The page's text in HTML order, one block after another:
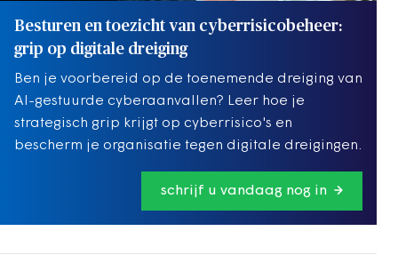
Besturen en toezicht van cyberrisicobeheer:
grip op digitale dreiging
Ben je voorbereid op de toenemende dreiging van
AI-gestuurde cyberaanvallen? Leer hoe je
strategisch grip krijgt op cyberrisico's en
bescherm je organisatie tegen digitale dreigingen.
schrijf u vandaag nog in